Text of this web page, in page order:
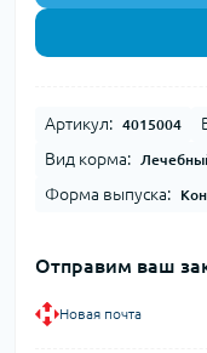
Артикул: 4015004
Вид корма:
Форма выпуска:
Отправим ваш
Новая почта